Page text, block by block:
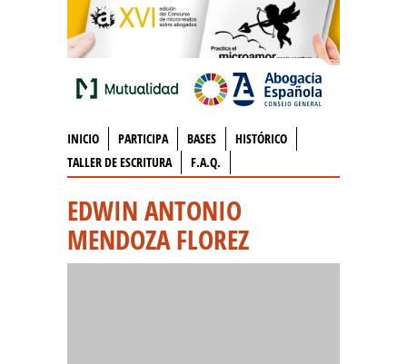
INICIO PARTICIPA BASES
HISTÓRICO
TALLER DE ESCRITURA
F.A.Q.
EDWIN ANTONIO
MENDOZA FLOREZ